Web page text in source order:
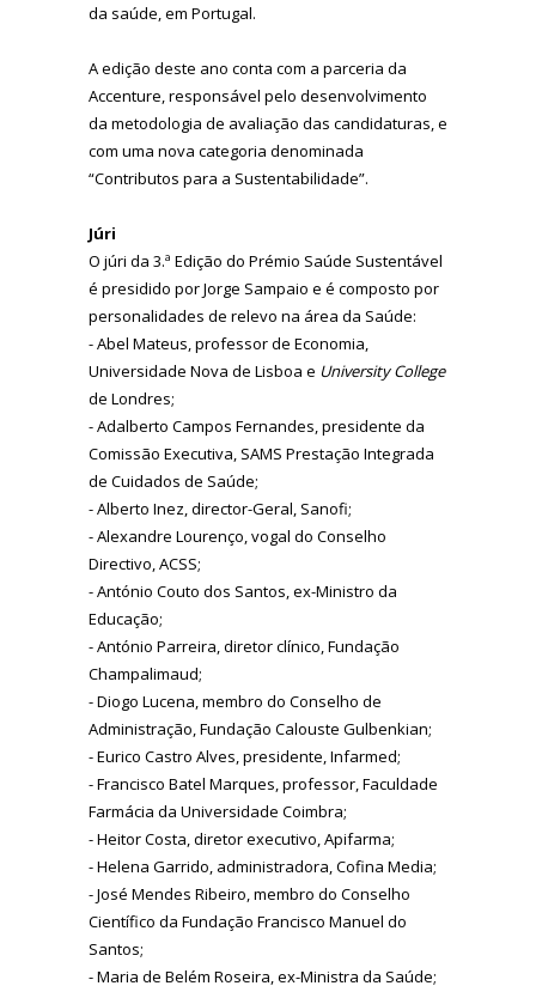
da saúde, em Portugal.
A edição deste ano conta com a parceria da
Accenture, responsável pelo desenvolvimento
da metodologia de avaliação das candidaturas, e
com uma nova categoria denominada
“Contributos para a Sustentabilidade”.
Júri
O júri da 3.ª Edição do Prémio Saúde Sustentável
é presidido por Jorge Sampaio e é composto por
personalidades de relevo na área da Saúde:
- Abel Mateus, professor de Economia,
Universidade Nova de Lisboa e University College
de Londres;
- Adalberto Campos Fernandes, presidente da
Comissão Executiva, SAMS Prestação Integrada
de Cuidados de Saúde;
- Alberto Inez, director-Geral, Sanofi;
- Alexandre Lourenço, vogal do Conselho
Directivo, ACSS;
- António Couto dos Santos, ex-Ministro da
Educação;
- António Parreira, diretor clínico, Fundação
Champalimaud;
- Diogo Lucena, membro do Conselho de
Administração, Fundação Calouste Gulbenkian;
- Eurico Castro Alves, presidente, Infarmed;
- Francisco Batel Marques, professor, Faculdade
Farmácia da Universidade Coimbra;
- Heitor Costa, diretor executivo, Apifarma;
- Helena Garrido, administradora, Cofina Media;
- José Mendes Ribeiro, membro do Conselho
Científico da Fundação Francisco Manuel do
Santos;
- Maria de Belém Roseira, ex-Ministra da Saúde;